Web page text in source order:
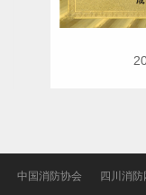
中国消防协会 四川消防